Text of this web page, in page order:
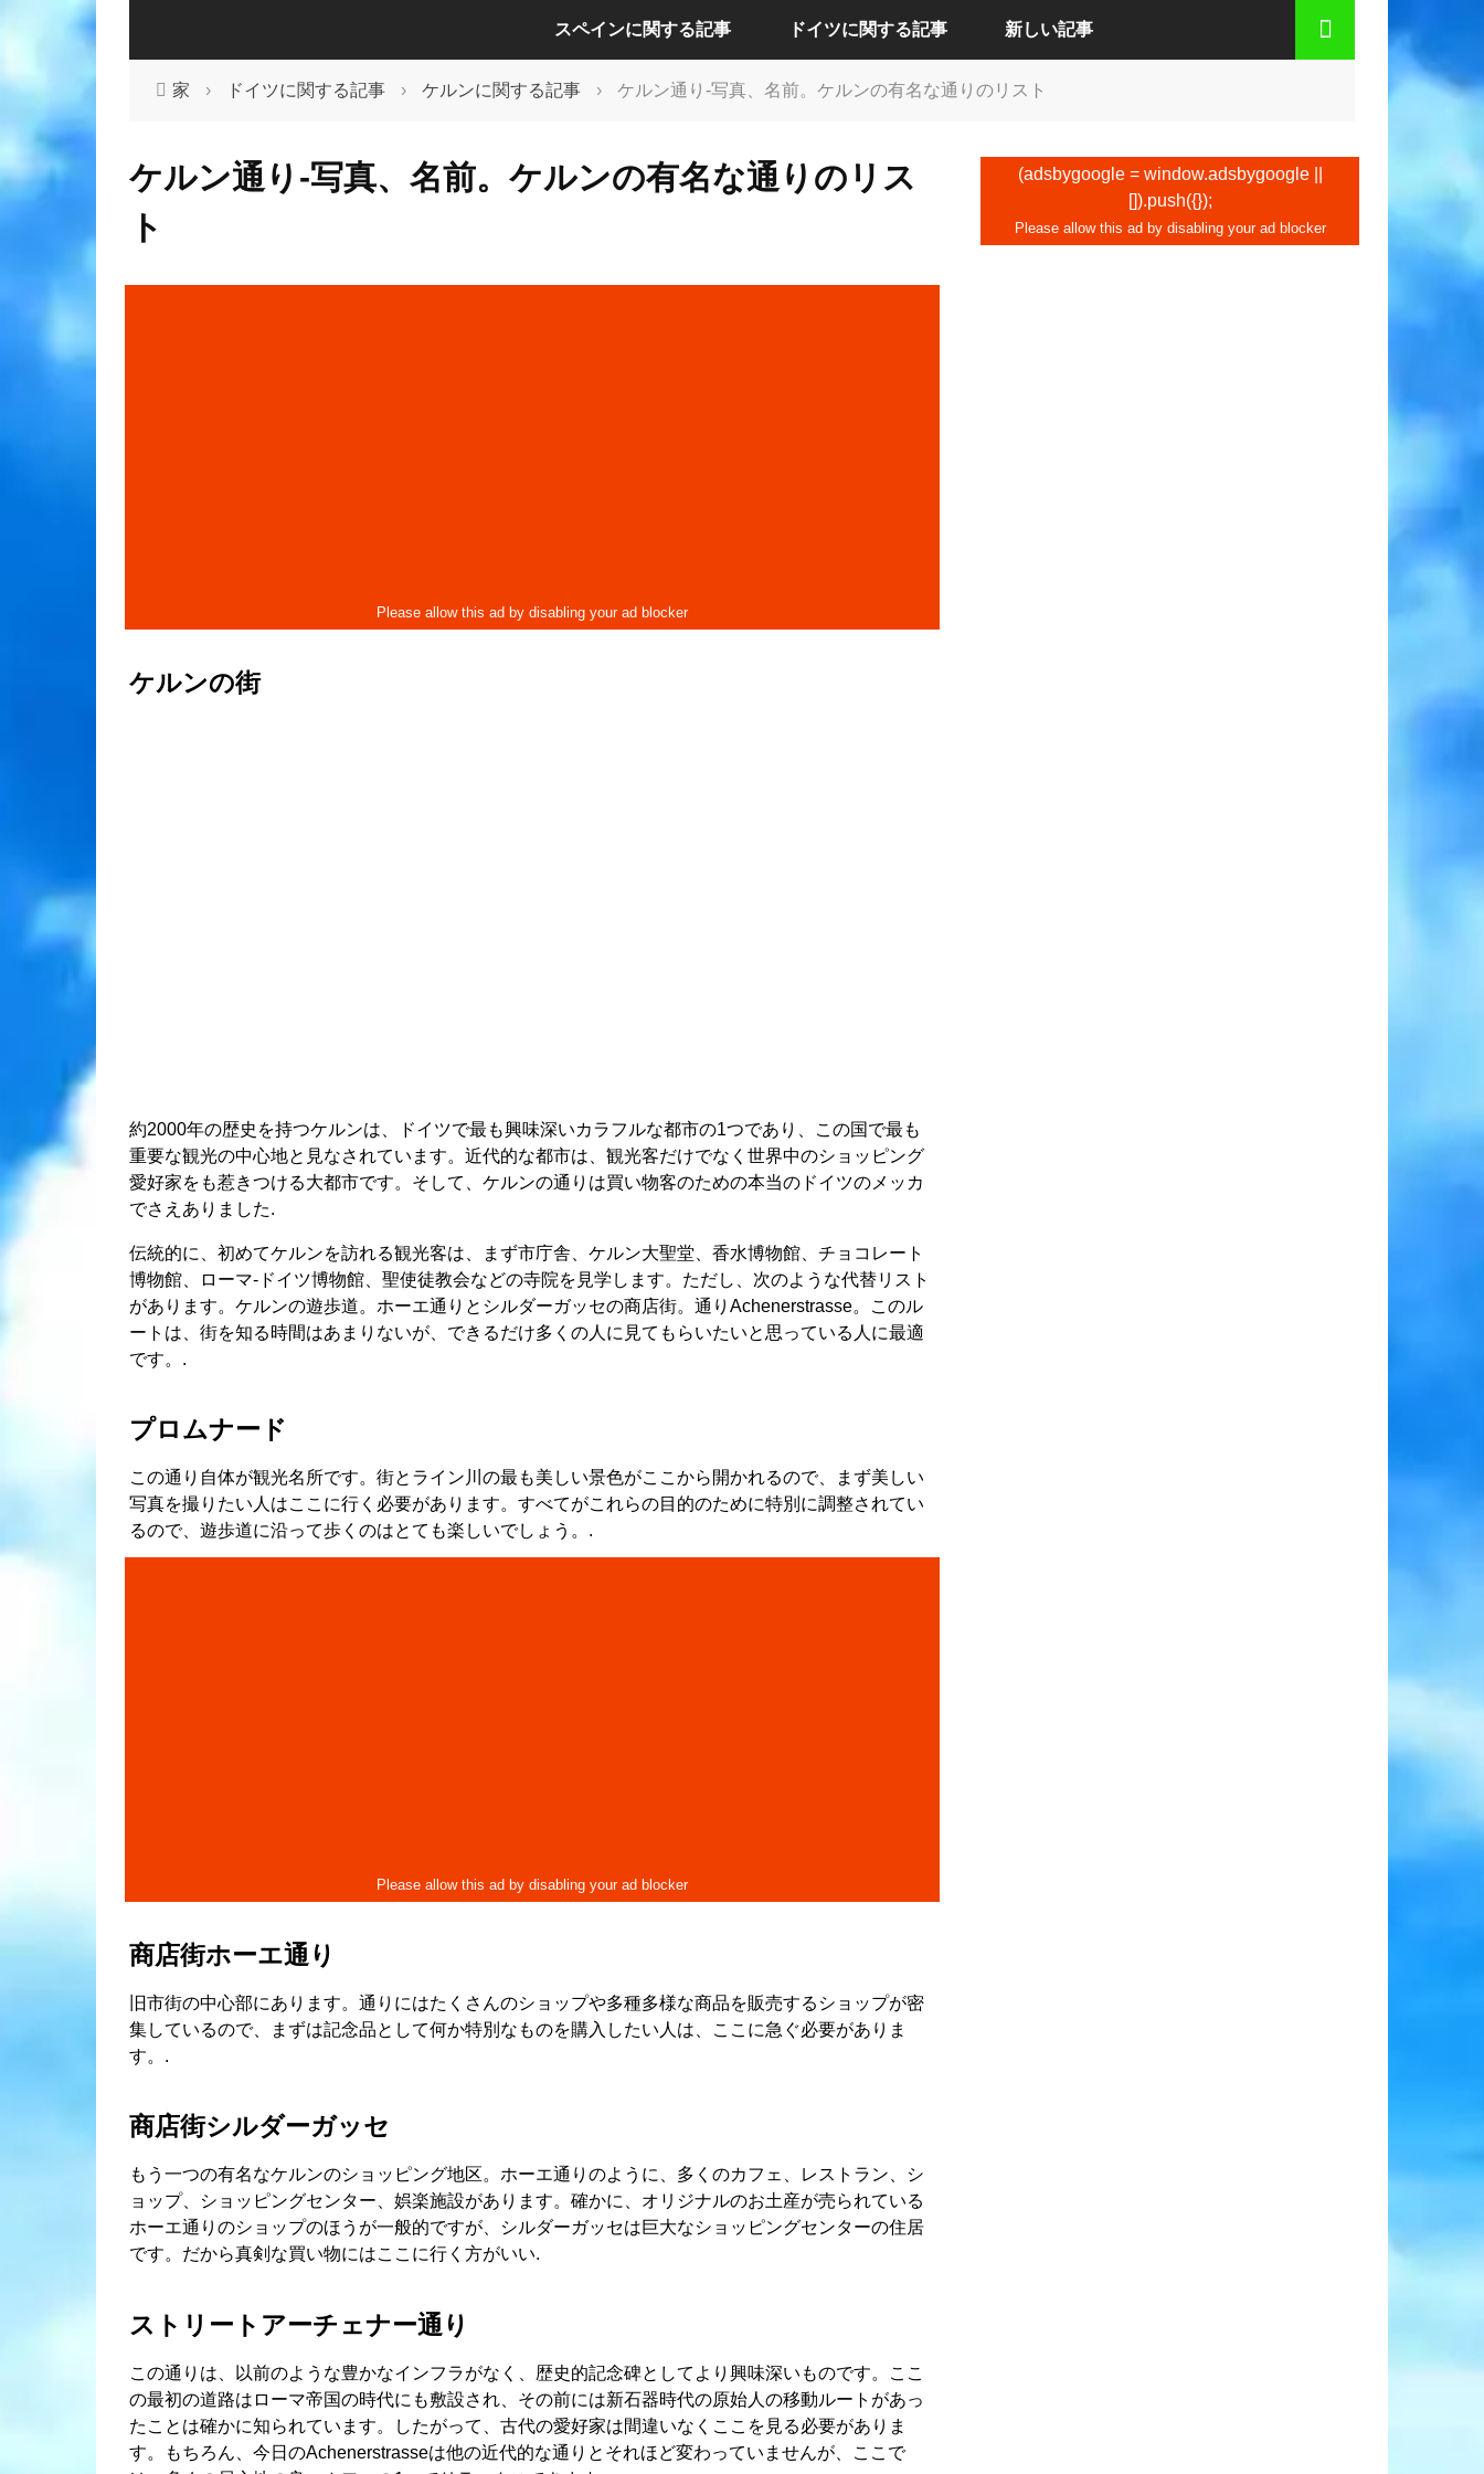
スペインに関する記事
セビリアに関する記事
ドイツに関する記事
ドレスデンに関する記事
新しい記事
家 › ドイツに関する記事 › ケルンに関する記事 › ケルン通り-写真、名前。ケルンの有名な通りのリスト
ケルン通り-写真、名前。ケルンの有名な通りのリス
ト
ケルンの街
約2000年の歴史を持つケルンは、ドイツで最も興味深いカラフルな都市の1つであり、この国で最も
重要な観光の中心地と見なされています。近代的な都市は、観光客だけでなく世界中のショッピング
愛好家をも惹きつける大都市です。そして、ケルンの通りは買い物客のための本当のドイツのメッカ
でさえありました.
伝統的に、初めてケルンを訪れる観光客は、まず市庁舎、ケルン大聖堂、香水博物館、チョコレート
博物館、ローマ-ドイツ博物館、聖使徒教会などの寺院を見学します。ただし、次のような代替リスト
があります。ケルンの遊歩道。ホーエ通りとシルダーガッセの商店街。通りAchenerstrasse。このル
ートは、街を知る時間はあまりないが、できるだけ多くの人に見てもらいたいと思っている人に最適
です。.
プロムナード
この通り自体が観光名所です。街とライン川の最も美しい景色がここから開かれるので、まず美しい
写真を撮りたい人はここに行く必要があります。すべてがこれらの目的のために特別に調整されてい
るので、遊歩道に沿って歩くのはとても楽しいでしょう。.
商店街ホーエ通り
旧市街の中心部にあります。通りにはたくさんのショップや多種多様な商品を販売するショップが密
集しているので、まずは記念品として何か特別なものを購入したい人は、ここに急ぐ必要がありま
す。.
商店街シルダーガッセ
もう一つの有名なケルンのショッピング地区。ホーエ通りのように、多くのカフェ、レストラン、シ
ョップ、ショッピングセンター、娯楽施設があります。確かに、オリジナルのお土産が売られている
ホーエ通りのショップのほうが一般的ですが、シルダーガッセは巨大なショッピングセンターの住居
です。だから真剣な買い物にはここに行く方がいい.
ストリートアーチェナー通り
この通りは、以前のような豊かなインフラがなく、歴史的記念碑としてより興味深いものです。ここ
の最初の道路はローマ帝国の時代にも敷設され、その前には新石器時代の原始人の移動ルートがあっ
たことは確かに知られています。したがって、古代の愛好家は間違いなくここを見る必要がありま
す。もちろん、今日のAchenerstrasseは他の近代的な通りとそれほど変わっていませんが、ここで
(adsbygoogle = window.adsbygoogle ||
[]).push({});